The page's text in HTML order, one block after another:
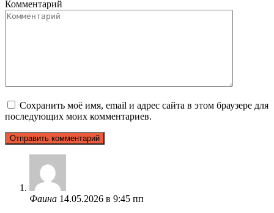
Комментарий
Сохранить моё имя, email и адрес сайта в этом браузере для
последующих моих комментариев.
Фаина 14.05.2026 в 9:45 пп